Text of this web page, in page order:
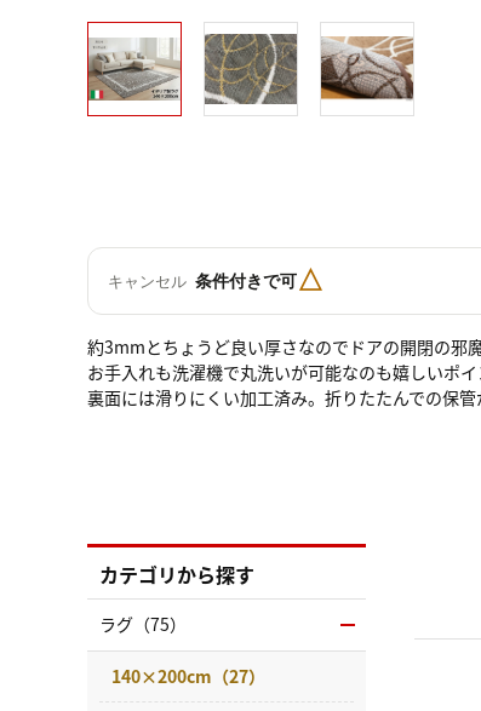
キャンセル 条件付きで可△
約3mmとちょうど良い厚さなのでドアの開閉の邪
お手入れも洗濯機で丸洗いが可能なのも嬉しいポイ
裏面には滑りにくい加工済み。折りたたんでの保管
カテゴリから探す
ラグ（75）
140×200cm（27）